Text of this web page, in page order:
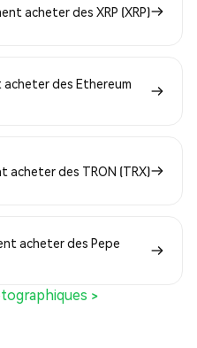
acheter des XRP (XRP)
acheter des Ethereum
acheter des TRON (TRX)
acheter des Pepe
>